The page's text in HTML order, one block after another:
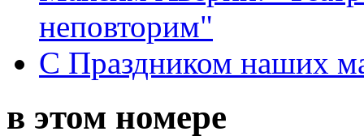
неповторим"
С Праздником наших
в этом номере